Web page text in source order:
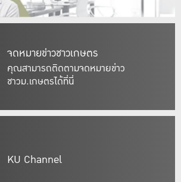
จดหมายข่าวชาวเกษตร
คุณสามารถติดตามจดหมายข่าว
ชาวม.เกษตรได้ที่นี่
KU Channel